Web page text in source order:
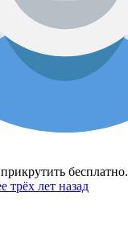
бесплатно.
трёх лет назад